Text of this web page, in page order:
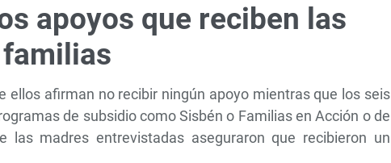
apoyos que reciben las
familias
ellos afirman no recibir ningún apoyo mientras que los seis
de subsidio como Sisbén o Familias en Acción o de
las madres entrevistadas aseguraron que recibieron un